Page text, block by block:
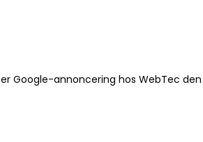
Google-annoncering hos WebTec